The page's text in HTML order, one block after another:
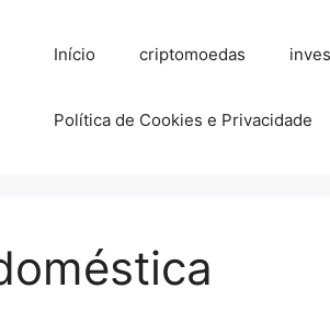
Início criptomoedas
Política de Cookies e Privacidade